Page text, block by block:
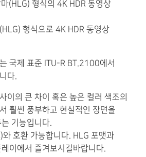
(HLG) 형식의 4K HDR 동영상
형식으로 4K HDR 동영상
국제 표준 ITU-R BT.2100에서
다.
이의 큰 차이 혹은 높은 컬러 색조의
훨씬 풍부하고 현실적인 장면을
기능입니다.
호환 가능합니다. HLG 포맷과
이에서 즐겨보시길바랍니다.